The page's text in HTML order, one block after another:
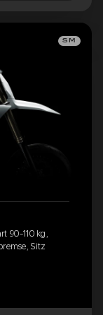
SM
90-110 kg,
Sitz